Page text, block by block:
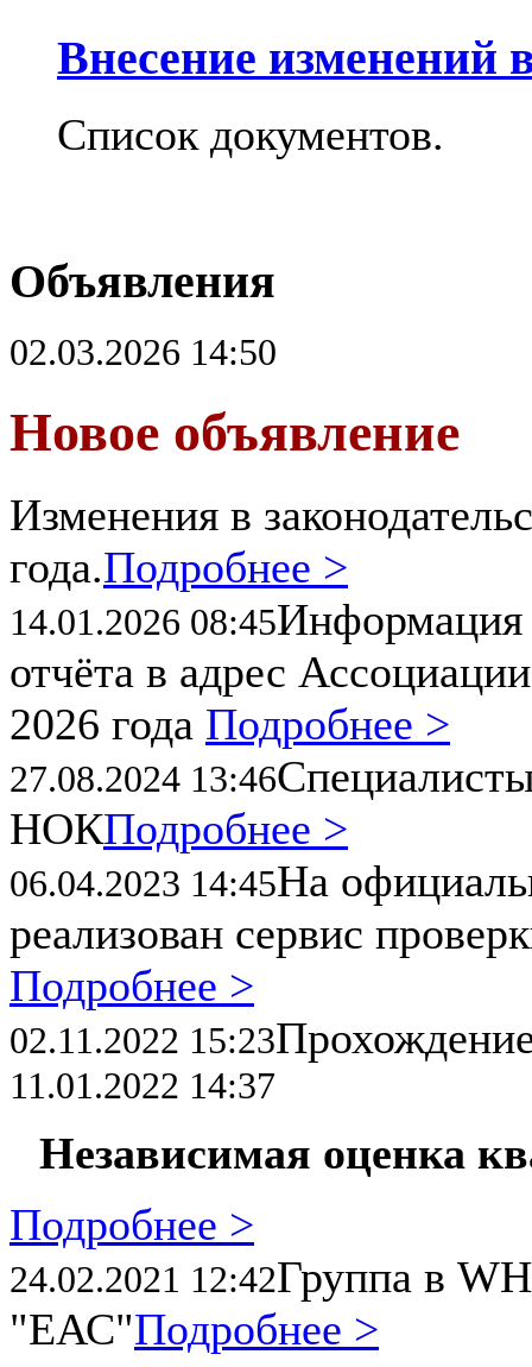
Внесение изменений
Список документов.
Объявления
02.03.2026 14:50
Новое объявление
Изменения в
года.Подробнее >
14.01.2026 08:45Информация
отчёта в адрес
2026 года Подробнее >
27.08.2024 13:46
НОКПодробнее >
06.04.2023 14:45На
реализован сервис
Подробнее >
02.11.2022 15:23
11.01.2022 14:37
Независимая оценка
Подробнее >
24.02.2021 12:42Группа в
"ЕАС"Подробнее >